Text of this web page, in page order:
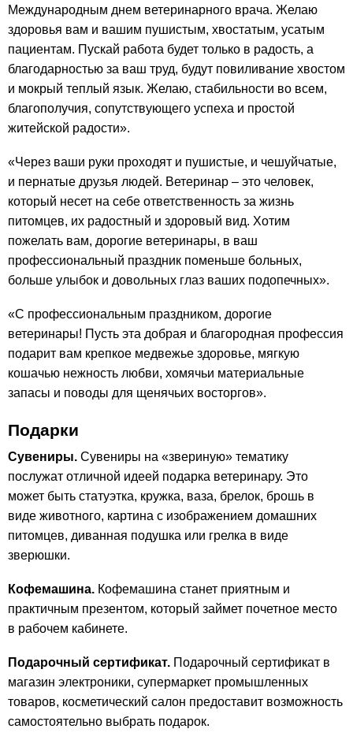
Международным днем ветеринарного врача. Желаю
здоровья вам и вашим пушистым, хвостатым, усатым
пациентам. Пускай работа будет только в радость, а
благодарностью за ваш труд, будут повиливание хвостом
и мокрый теплый язык. Желаю, стабильности во всем,
благополучия, сопутствующего успеха и простой
житейской радости».
«Через ваши руки проходят и пушистые, и чешуйчатые,
и пернатые друзья людей. Ветеринар – это человек,
который несет на себе ответственность за жизнь
питомцев, их радостный и здоровый вид. Хотим
пожелать вам, дорогие ветеринары, в ваш
профессиональный праздник поменьше больных,
больше улыбок и довольных глаз ваших подопечных».
«С профессиональным праздником, дорогие
ветеринары! Пусть эта добрая и благородная профессия
подарит вам крепкое медвежье здоровье, мягкую
кошачью нежность любви, хомячьи материальные
запасы и поводы для щенячьих восторгов».
Подарки
Сувениры. Сувениры на «звериную» тематику
послужат отличной идеей подарка ветеринару. Это
может быть статуэтка, кружка, ваза, брелок, брошь в
виде животного, картина с изображением домашних
питомцев, диванная подушка или грелка в виде
зверюшки.
Кофемашина. Кофемашина станет приятным и
практичным презентом, который займет почетное место
в рабочем кабинете.
Подарочный сертификат. Подарочный сертификат в
магазин электроники, супермаркет промышленных
товаров, косметический салон предоставит возможность
самостоятельно выбрать подарок.